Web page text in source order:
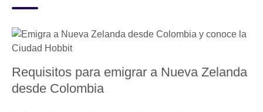
Requisitos para emigrar a Nueva Zelanda
desde Colombia